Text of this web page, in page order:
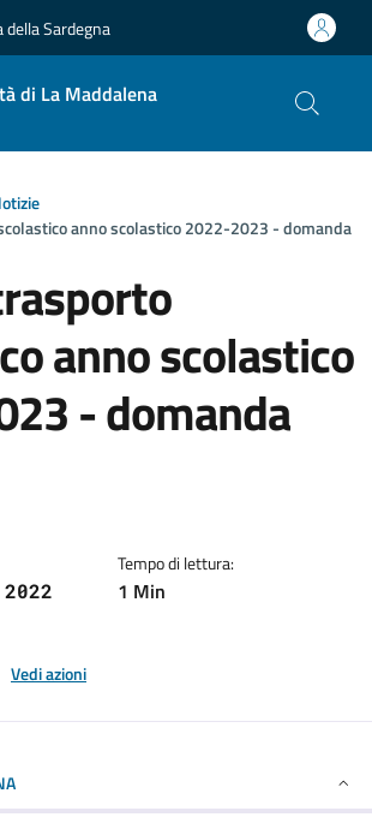
della Sardegna
di La Maddalena
anno scolastico 2022-2023 - domanda
anno scolastico
- domanda
Tempo di lettura:
1 Min
Vedi azioni